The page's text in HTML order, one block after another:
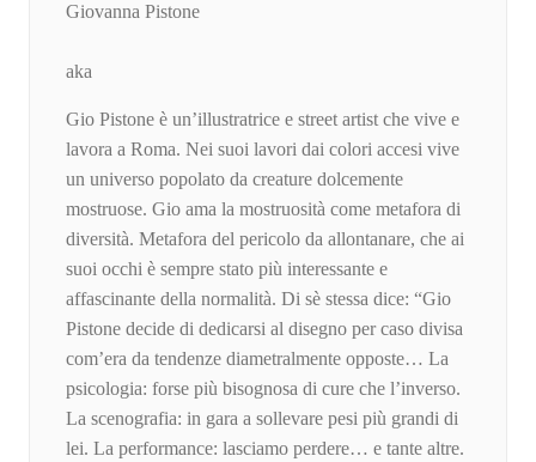
Giovanna Pistone
aka
Gio Pistone è un’illustratrice e street artist che vive e
lavora a Roma. Nei suoi lavori dai colori accesi vive
un universo popolato da creature dolcemente
mostruose. Gio ama la mostruosità come metafora di
diversità. Metafora del pericolo da allontanare, che ai
suoi occhi è sempre stato più interessante e
affascinante della normalità. Di sè stessa dice: “Gio
Pistone decide di dedicarsi al disegno per caso divisa
com’era da tendenze diametralmente opposte… La
psicologia: forse più bisognosa di cure che l’inverso.
La scenografia: in gara a sollevare pesi più grandi di
lei. La performance: lasciamo perdere… e tante altre.